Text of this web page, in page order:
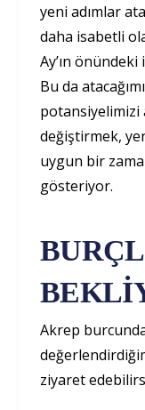
yeni adımlar
daha isabetli
Ay’ın önündeki
Bu da
potansiyelimizi
değiştirmek,
uygun bir
gösteriyor.
Akrep
ziyaret